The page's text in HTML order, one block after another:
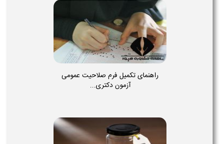
راهنمای تکمیل فرم صلاحیت عمومی
آزمون دکتری...